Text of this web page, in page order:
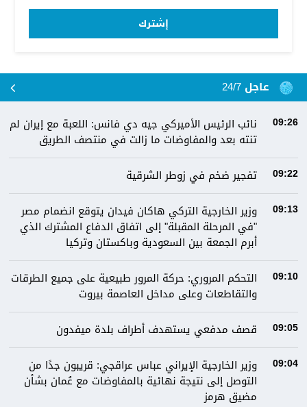
إشترك
عاجل 24/7
09:26
نائب الرئيس الأميركي جيه دي فانس: اللعبة مع إيران لم
تنته بعد والمفاوضات ما زالت في منتصف الطريق
09:22 تفجير ضخم في زوطر الشرقية
09:13
وزير الخارجية التركي هاكان فيدان يتوقع انضمام مصر
"في المرحلة المقبلة" إلى اتفاق الدفاع المشترك الذي
أبرم الجمعة بين السعودية وباكستان وتركيا
09:10
التحكم المروري: ‏⁧‫حركة المرور‬⁩ طبيعية على جميع الطرقات
والتقاطعات وعلى مداخل العاصمة ⁧‫بيروت
09:05 قصف مدفعي يستهدف أطراف بلدة ميفدون
09:04
وزير الخارجية الإيراني عباس عراقجي: قريبون جدًا من
التوصل إلى نتيجة نهائية بالمفاوضات مع عُمان بشأن
مضيق هرمز